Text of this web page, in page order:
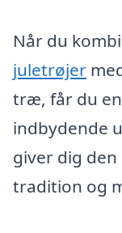
Når du
juletrøjer
træ, får du
indbydende
giver dig
tradition og